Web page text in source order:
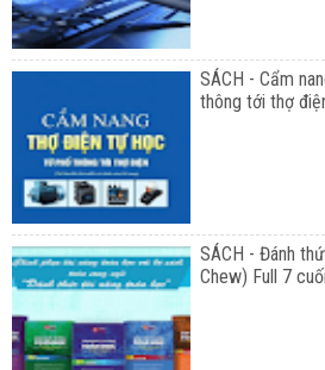
SÁCH - Cẩm
thông tới thợ
SÁCH - Đánh
Chew) Full 7